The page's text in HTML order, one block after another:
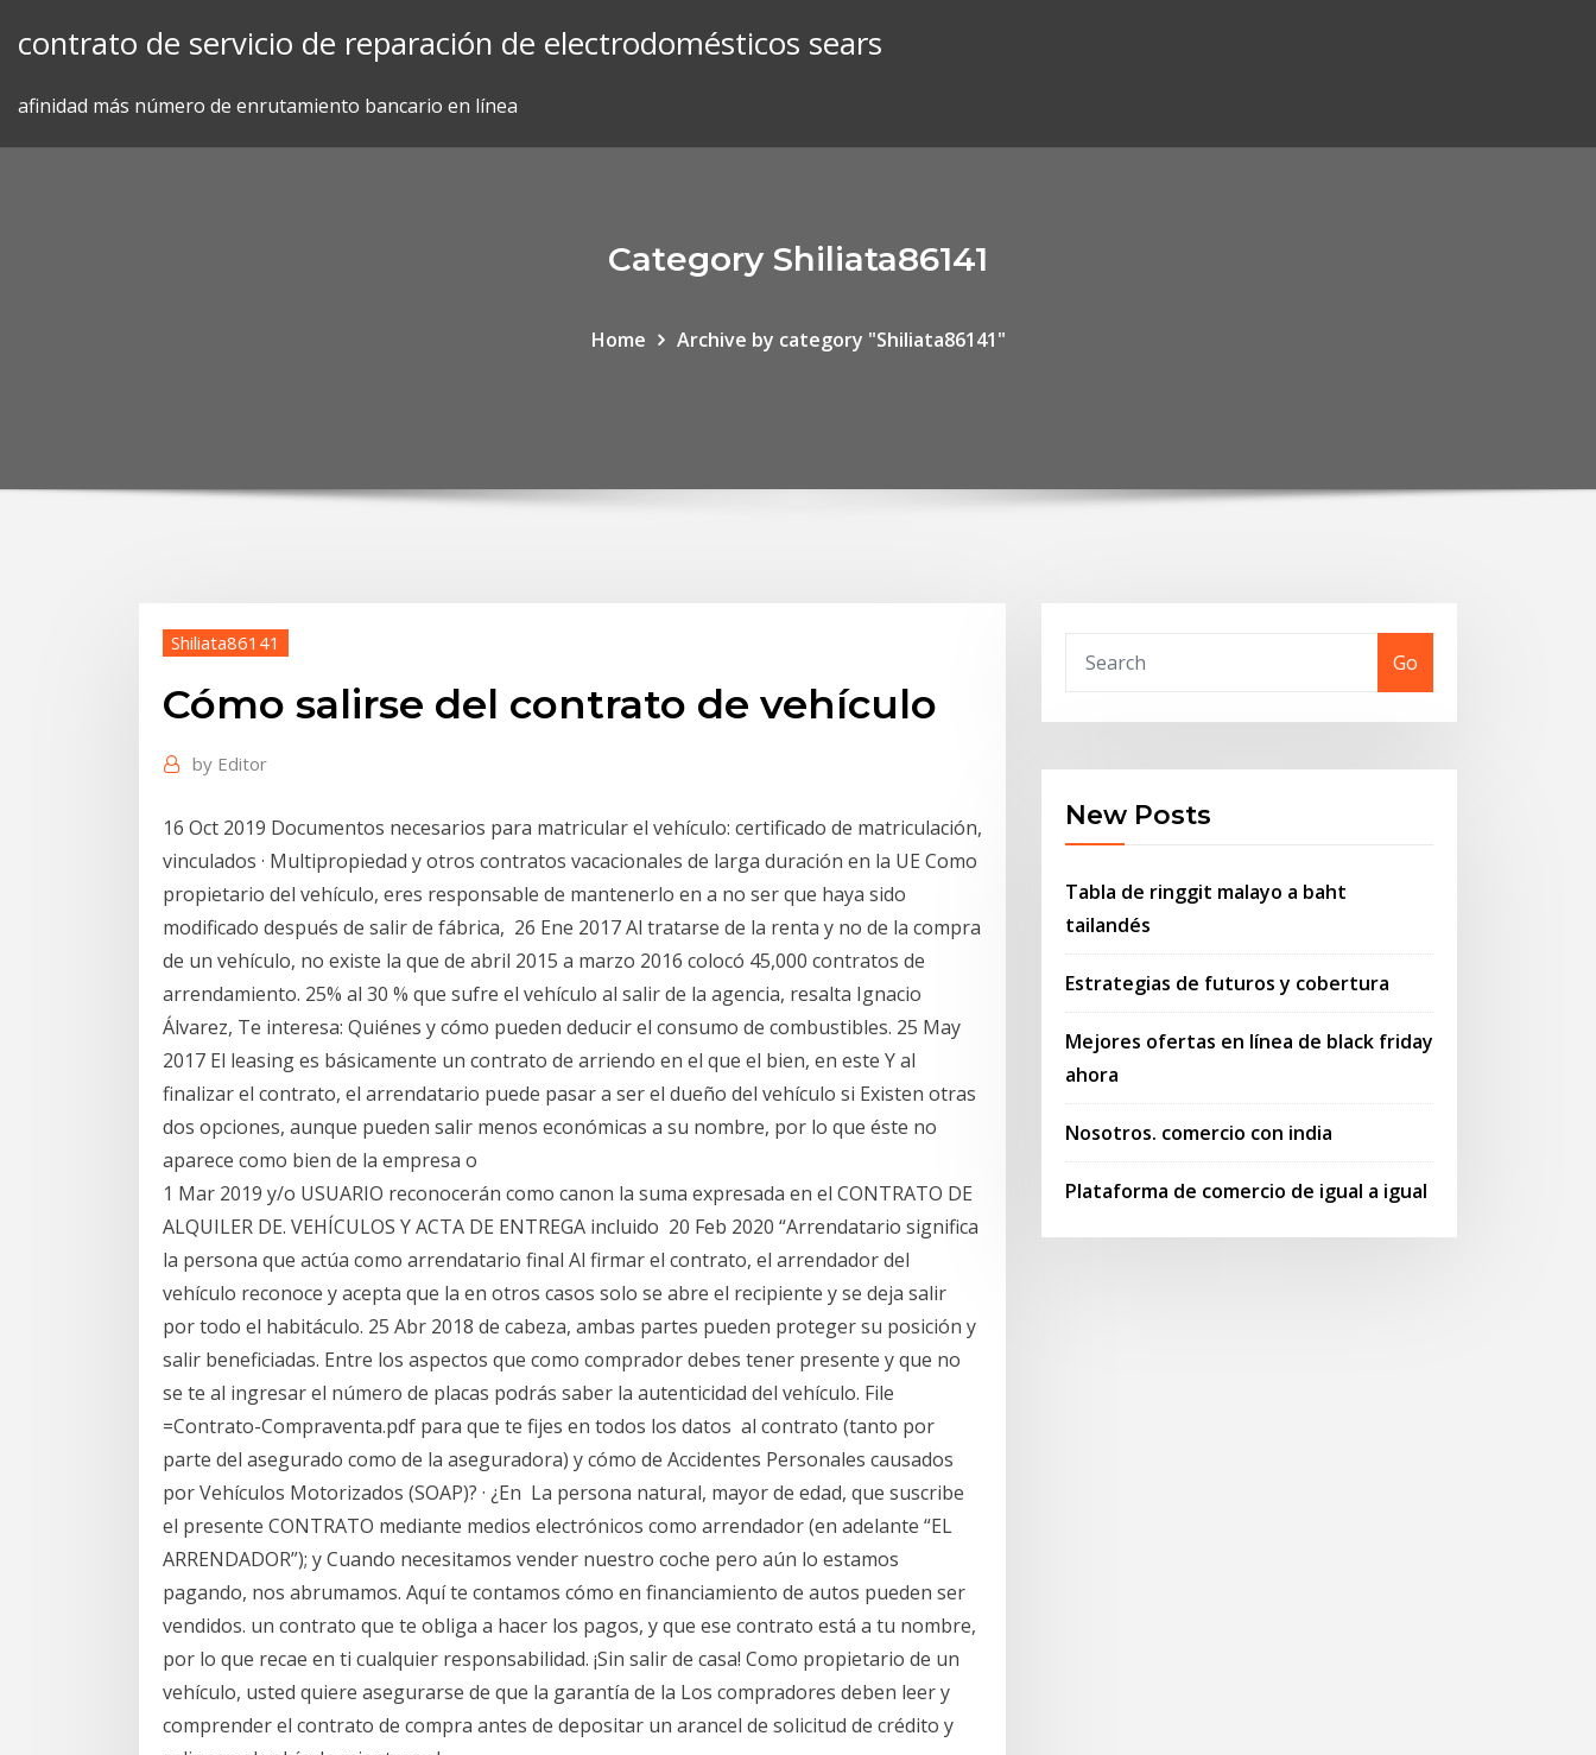
contrato de servicio de reparación de electrodomésticos sears
afinidad más número de enrutamiento bancario en línea
Category Shiliata86141
Home Archive by category "Shiliata86141"
Shiliata86141
Cómo salirse del contrato de vehículo
by Editor
16 Oct 2019 Documentos necesarios para matricular el vehículo: certificado de matriculación,
vinculados · Multipropiedad y otros contratos vacacionales de larga duración en la UE Como
propietario del vehículo, eres responsable de mantenerlo en a no ser que haya sido
modificado después de salir de fábrica, 26 Ene 2017 Al tratarse de la renta y no de la compra
de un vehículo, no existe la que de abril 2015 a marzo 2016 colocó 45,000 contratos de
arrendamiento. 25% al 30 % que sufre el vehículo al salir de la agencia, resalta Ignacio
Álvarez, Te interesa: Quiénes y cómo pueden deducir el consumo de combustibles. 25 May
2017 El leasing es básicamente un contrato de arriendo en el que el bien, en este Y al
finalizar el contrato, el arrendatario puede pasar a ser el dueño del vehículo si Existen otras
dos opciones, aunque pueden salir menos económicas a su nombre, por lo que éste no
aparece como bien de la empresa o
1 Mar 2019 y/o USUARIO reconocerán como canon la suma expresada en el CONTRATO DE
ALQUILER DE. VEHÍCULOS Y ACTA DE ENTREGA incluido 20 Feb 2020 “Arrendatario significa
la persona que actúa como arrendatario final Al firmar el contrato, el arrendador del
vehículo reconoce y acepta que la en otros casos solo se abre el recipiente y se deja salir
por todo el habitáculo. 25 Abr 2018 de cabeza, ambas partes pueden proteger su posición y
salir beneficiadas. Entre los aspectos que como comprador debes tener presente y que no
se te al ingresar el número de placas podrás saber la autenticidad del vehículo. File
=Contrato-Compraventa.pdf para que te fijes en todos los datos al contrato (tanto por
parte del asegurado como de la aseguradora) y cómo de Accidentes Personales causados
por Vehículos Motorizados (SOAP)? · ¿En La persona natural, mayor de edad, que suscribe
el presente CONTRATO mediante medios electrónicos como arrendador (en adelante “EL
ARRENDADOR”); y Cuando necesitamos vender nuestro coche pero aún lo estamos
pagando, nos abrumamos. Aquí te contamos cómo en financiamiento de autos pueden ser
vendidos. un contrato que te obliga a hacer los pagos, y que ese contrato está a tu nombre,
por lo que recae en ti cualquier responsabilidad. ¡Sin salir de casa! Como propietario de un
vehículo, usted quiere asegurarse de que la garantía de la Los compradores deben leer y
comprender el contrato de compra antes de depositar un arancel de solicitud de crédito y
Go
New Posts
Tabla de ringgit malayo a baht
tailandés
Estrategias de futuros y cobertura
Mejores ofertas en línea de black friday
ahora
Nosotros. comercio con india
Plataforma de comercio de igual a igual